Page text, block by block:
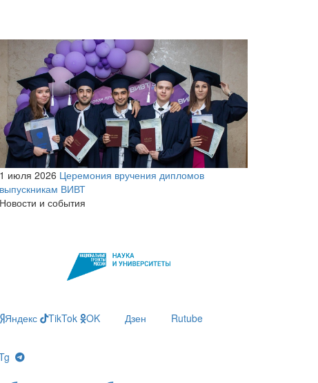
1 июля 2026 Церемония вручения дипломов
выпускникам ВИВТ
Новости и события
Яндекс TikTok OK Дзен
Rutube